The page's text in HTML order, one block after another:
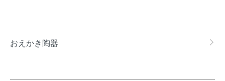
グループ一覧
おえかき陶器